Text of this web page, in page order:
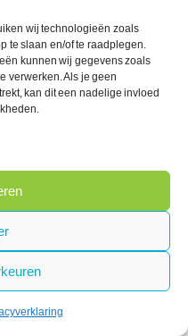
wij technologieën zoals
te slaan en/of te raadplegen.
kunnen wij gegevens zoals
verwerken. Als je geen
kan dit een nadelige invloed
de bouwheer op zoek
ecologische noodzaak,
ruimtelijk haalbaar.